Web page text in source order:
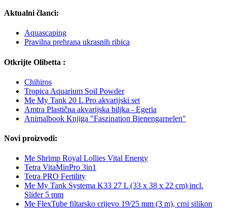
Aktualni članci:
Aquascaping
Pravilna prehrana ukrasnih ribica
Otkrijte Olibetta :
Chihiros
Tropica Aquarium Soil Powder
Me My Tank 20 L Pro akvarijski set
Amtra Plastična akvarijska biljka - Egeria
Animalbook Knjiga "Faszination Bienengarnelen"
Novi proizvodi:
Me Shrimp Royal Lollies Vital Energy
Tetra VitaMinPro 3in1
Tetra PRO Fertility
Me My Tank Systema K33 27 L (33 x 38 x 22 cm) incl.
Slider 5 mm
Me FlexTube filtarsko crijevo 19/25 mm (3 m), crni silikon